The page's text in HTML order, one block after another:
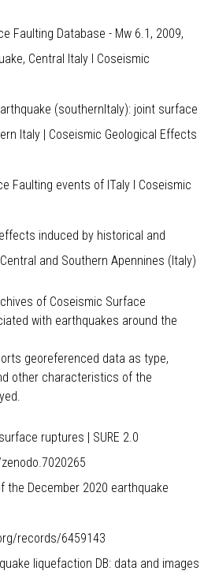
Faulting Database - Mw 6.1, 2009,
Central Italy l Coseismic
(southernItaly): joint surface
Italy | Coseismic Geological Effects
Faulting events of ITaly I Coseismic
induced by historical and
and Southern Apennines (Italy)
of Coseismic Surface
with earthquakes around the
georeferenced data as type,
other characteristics of the
ruptures | SURE 2.0
the December 2020 earthquake
records/6459143
liquefaction DB: data and images